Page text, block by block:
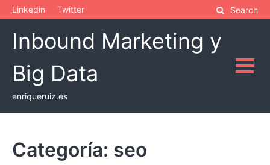
Skip
content
Linkedin Twitter Search
Inbound Marketing y
Big Data
enriqueruiz.es
Categoría: seo